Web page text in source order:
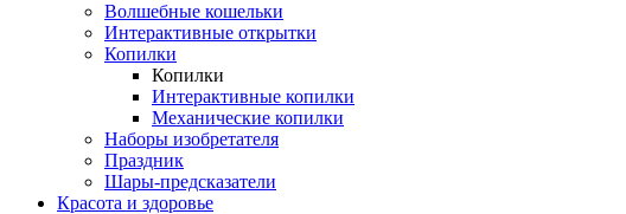
Волшебные кошельки
Интерактивные открытки
Копилки
Копилки
Интерактивные копилки
Механические копилки
Наборы изобретателя
Праздник
Шары-предсказатели
Красота и здоровье